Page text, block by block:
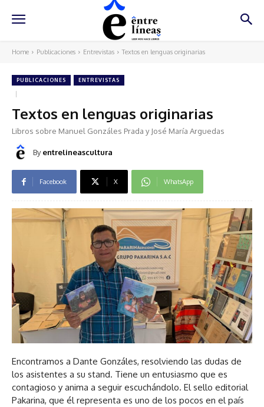
Home Publicaciones Entrevistas Textos en lenguas originarias
PUBLICACIONES ENTREVISTAS
Textos en lenguas originarias
Libros sobre Manuel Gonzáles Prada y José María Arguedas
By entrelineascultura
Facebook X WhatsApp
Encontramos a Dante Gonzáles, resolviendo las dudas de
los asistentes a su stand. Tiene un entusiasmo que es
contagioso y anima a seguir escuchándolo. El sello editorial
Pakarina, que él representa es uno de los pocos en el país